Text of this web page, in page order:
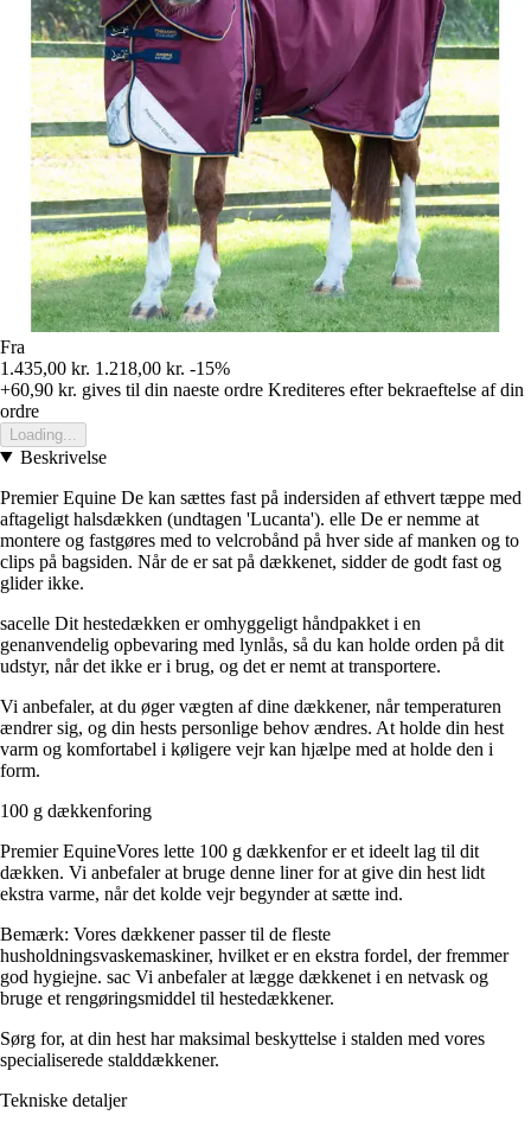
Fra
1.435,00 kr. 1.218,00 kr. -15%
+60,90 kr. gives til din naeste ordre Krediteres efter bekraeftelse af din
ordre
Loading...
Beskrivelse
Premier Equine De kan sættes fast på indersiden af ethvert tæppe med
aftageligt halsdækken (undtagen 'Lucanta'). elle De er nemme at
montere og fastgøres med to velcrobånd på hver side af manken og to
clips på bagsiden. Når de er sat på dækkenet, sidder de godt fast og
glider ikke.
sacelle Dit hestedækken er omhyggeligt håndpakket i en
genanvendelig opbevaring med lynlås, så du kan holde orden på dit
udstyr, når det ikke er i brug, og det er nemt at transportere.
Vi anbefaler, at du øger vægten af dine dækkener, når temperaturen
ændrer sig, og din hests personlige behov ændres. At holde din hest
varm og komfortabel i køligere vejr kan hjælpe med at holde den i
form.
100 g dækkenforing
Premier EquineVores lette 100 g dækkenfor er et ideelt lag til dit
dækken. Vi anbefaler at bruge denne liner for at give din hest lidt
ekstra varme, når det kolde vejr begynder at sætte ind.
Bemærk: Vores dækkener passer til de fleste
husholdningsvaskemaskiner, hvilket er en ekstra fordel, der fremmer
god hygiejne. sac Vi anbefaler at lægge dækkenet i en netvask og
bruge et rengøringsmiddel til hestedækkener.
Sørg for, at din hest har maksimal beskyttelse i stalden med vores
specialiserede stalddækkener.
Tekniske detaljer